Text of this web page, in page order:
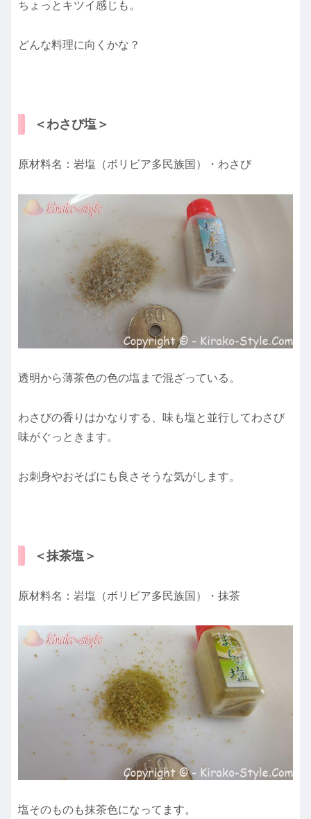
ちょっとキツイ感じも。
どんな料理に向くかな？
＜わさび塩＞
原材料名：岩塩（ボリビア多民族国）・わさび
透明から薄茶色の色の塩まで混ざっている。
わさびの香りはかなりする、味も塩と並行してわさび
味がぐっと きます。
お刺身やおそばにも良さそうな気がします。
＜抹茶塩＞
原材料名：岩塩（ボリビア多民族国）・抹茶
塩そのものも抹茶色になってます。